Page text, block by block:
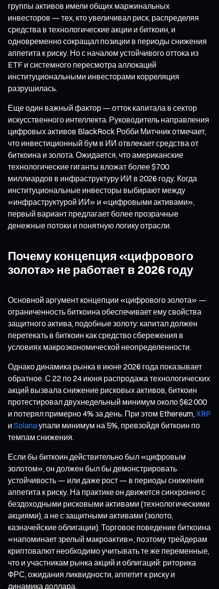
группы активов имели общих маржинальных
инвесторов — тех, кто увеличивал риск, распределяя
средства в технологические акции и биткоин, и
одновременно сокращал позиции в периоды снижения
аппетита к риску. Но с началом устойчивого оттока из
ETF и системного пересмотра аллокаций
институциональными инвесторами корреляция
разрушилась.
Еще один важный фактор — отток капитала в сектор
искусственного интеллекта. Руководитель направления
цифровых активов BlackRock Робби Митчник отмечает,
что инвестиционный бум в ИИ отвлекает средства от
биткоина и золота. Ожидается, что американские
технологические гиганты вложат более $700
миллиардов в инфраструктуру ИИ в 2026 году. Когда
институциональные инвесторы выбирают между
«инфраструктурой ИИ» и «цифровыми активами»,
первый вариант предлагает более прозрачные
денежные потоки и понятную логику отрасли.
Почему концепция «цифрового
золота» не работает в 2026 году
Основной аргумент концепции «цифрового золота» —
ограниченность биткоина обеспечивает ему свойства
защитного актива, подобные золоту: капитал должен
перетекать в биткоин как средство сбережения в
условиях макроэкономической неопределенности.
Однако динамика рынка в июне 2026 года показывает
обратное. С 22 по 24 июня распродажа технологических
акций вызвала снижение рисковых активов, биткоин
протестировал двухнедельный минимум около $62 000
и потерял примерно 4% за день. При этом Ethereum, XRP
и Solanaупали минимум на 5%, превзойдя биткоин по
темпам снижения.
Если бы биткоин действительно был «цифровым
золотом», он должен был бы демонстрировать
устойчивость — или даже рост — в периоды снижения
аппетита к риску. На практике он движется синхронно с
бездоходными рисковыми активами (технологическими
акциями), а не с защитными активами (золото,
казначейские облигации). Торговое поведение биткоина
«напоминает зрелый макроактив», поэтому трейдерам
криптовалют необходимо учитывать те же переменные,
что и участникам рынка акций и облигаций: риторика
ФРС, ожидания ликвидности, аппетит к риску и
динамика доллара.